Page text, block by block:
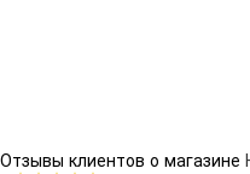
Отзывы клиентов о магазине